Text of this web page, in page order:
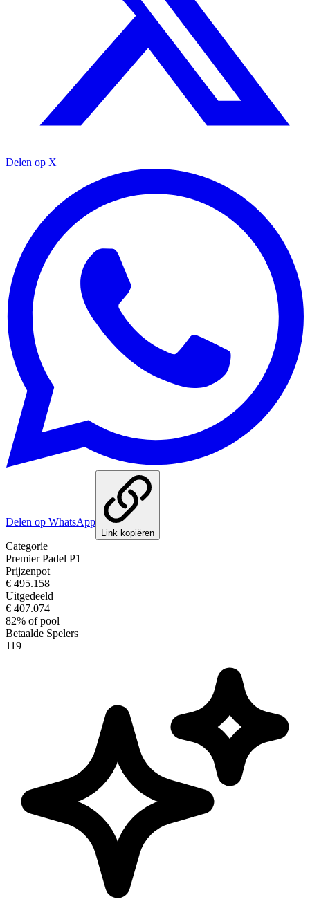
Delen op X
Delen op WhatsApp
Link kopiëren
Categorie
Premier Padel P1
Prijzenpot
€ 495.158
Uitgedeeld
€ 407.074
82% of pool
Betaalde Spelers
119